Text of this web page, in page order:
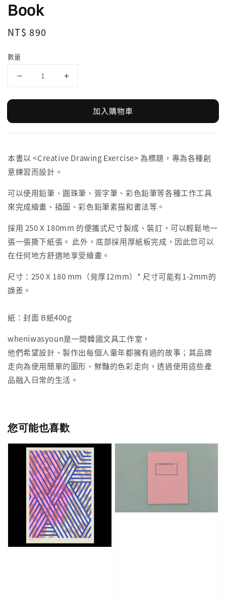
Book
Regular
NT$ 890
數量
加入購物車
本書以 <Creative Drawing Exercise> 為標題，專為各種創
意練習而設計。
可以使用鉛筆、圓珠筆、簽字筆、彩色鉛筆等各種工作工具
來完成繪畫、插圖、彩色鉛筆素描和書法等。
採用 250 X 180mm 的便攜式尺寸製成、裝訂，可以輕鬆地一
張一張撕下紙張。 此外，底部採用厚紙板完成，因此您可以
在任何地方舒適地享受繪畫。
尺寸：250 X 180 mm（背厚12mm）* 尺寸可能有1-2mm的
誤差。
紙：封面 B紙400g
wheniwasyoun是一間韓國文具工作室，
他們希望設計、製作出每個人童年都擁有過的故事；其品牌
走向為使用簡單的圖形、鮮豔的色彩走向，透過使用這些產
品融入日常的生活。
您可能也喜歡